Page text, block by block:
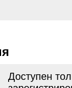
Доступен